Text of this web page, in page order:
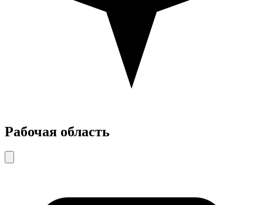
Рабочая область